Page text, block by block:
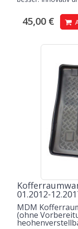
45,00 €
01.2012-
MDM
(ohne